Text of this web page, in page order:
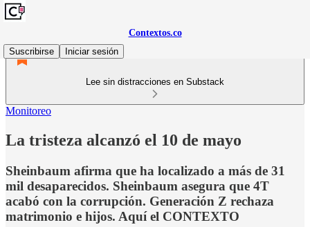
Contextos.co
Suscribirse
Iniciar sesión
Lee sin distracciones en Substack
Monitoreo
La tristeza alcanzó el 10 de mayo
Sheinbaum afirma que ha localizado a más de 31
mil desaparecidos. Sheinbaum asegura que 4T
acabó con la corrupción. Generación Z rechaza
matrimonio e hijos. Aquí el CONTEXTO